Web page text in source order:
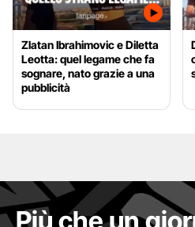
Zlatan Ibrahimovic e Diletta
Leotta: quel legame che fa
sognare, nato grazie a una
pubblicità